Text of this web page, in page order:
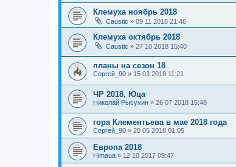
Клемуха ноябрь 2018
Caustic » 09 11 2018 21:46
Клемуха октябрь 2018
Caustic » 27 10 2018 15:40
планы на сезон 18
Сергей_90 » 15 03 2018 11:21
ЧР 2018, Юца
Николай Рысухин » 26 07 2018 15:48
гора Клементьева в мае 2018 года
Сергей_90 » 20 05 2018 01:05
Европа 2018
Himaua » 12 10 2017 09:47